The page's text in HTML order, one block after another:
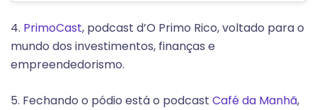
4. PrimoCast, podcast d’O Primo Rico, voltado para o
mundo dos investimentos, finanças e
empreendedorismo.
5. Fechando o pódio está o podcast Café da Manhã,